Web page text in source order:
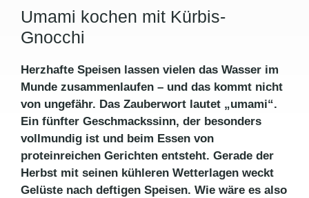
Umami kochen mit Kürbis-
Gnocchi
Herzhafte Speisen lassen vielen das Wasser im
Munde zusammenlaufen – und das kommt nicht
von ungefähr. Das Zauberwort lautet „umami“.
Ein fünfter Geschmackssinn, der besonders
vollmundig ist und beim Essen von
proteinreichen Gerichten entsteht. Gerade der
Herbst mit seinen kühleren Wetterlagen weckt
Gelüste nach deftigen Speisen. Wie wäre es also